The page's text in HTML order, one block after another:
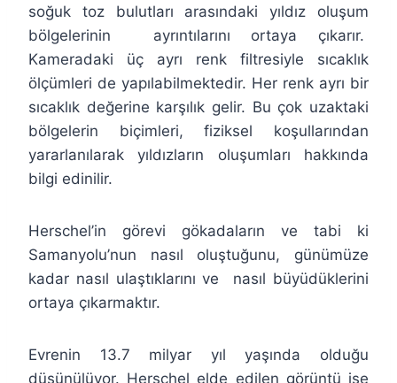
soğuk toz bulutları arasındaki yıldız oluşum
bölgelerinin ayrıntılarını ortaya çıkarır.
Kameradaki üç ayrı renk filtresiyle sıcaklık
ölçümleri de yapılabilmektedir. Her renk ayrı bir
sıcaklık değerine karşılık gelir. Bu çok uzaktaki
bölgelerin biçimleri, fiziksel koşullarından
yararlanılarak yıldızların oluşumları hakkında
bilgi edinilir.
Herschel’in görevi gökadaların ve tabi ki
Samanyolu’nun nasıl oluştuğunu, günümüze
kadar nasıl ulaştıklarını ve nasıl büyüdüklerini
ortaya çıkarmaktır.
Evrenin 13.7 milyar yıl yaşında olduğu
düşünülüyor. Herschel elde edilen görüntü ise